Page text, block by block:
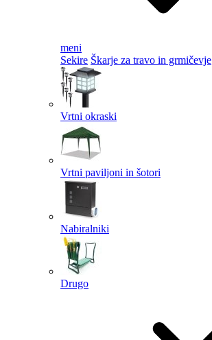
meni
Sekire Škarje za travo in grmičevje
Vrtni okraski
Vrtni paviljoni in šotori
Nabiralniki
Drugo